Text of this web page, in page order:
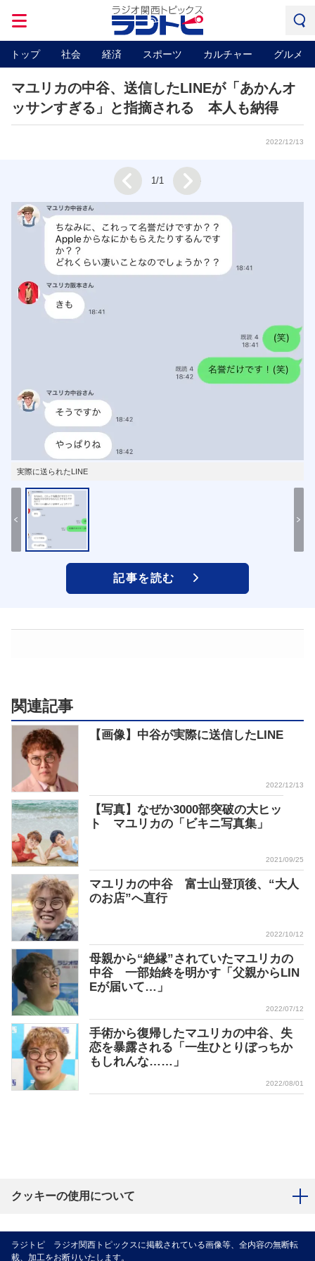
トップ 社会 経済 スポーツ カルチャー グルメ
マユリカの中谷、送信したLINEが「あかんオ
ッサンすぎる」と指摘される 本人も納得
2022/12/13
実際に送られたLINE
Prev 1/1 Next
記事を読む
関連記事
【画像】中谷が実際に送信したLINE
2022/12/13
【写真】なぜか3000部突破の大ヒッ
ト マユリカの「ビキニ写真集」
2021/09/25
マユリカの中谷 富士山登頂後、“大人
のお店”へ直行
2022/10/12
母親から“絶縁”されていたマユリカの
中谷 一部始終を明かす「父親からLIN
Eが届いて…」
2022/07/12
手術から復帰したマユリカの中谷、失
恋を暴露される「一生ひとりぼっちか
もしれんな……」
2022/08/01
クッキーの使用について
ラジトピ ラジオ関西トピックスに掲載されている画像等、全内容の無断転
載、加工をお断りいたします。